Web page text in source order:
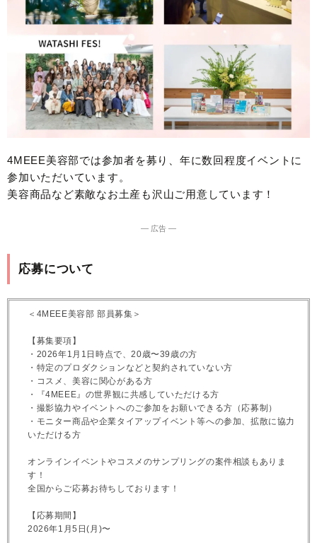
4MEEE美容部では参加者を募り、年に数回程度イベントに
参加いただいています。
美容商品など素敵なお土産も沢山ご用意しています！
― 広告 ―
応募について
＜4MEEE美容部 部員募集＞
【募集要項】
・2026年1月1日時点で、20歳〜39歳の方
・特定のプロダクションなどと契約されていない方
・コスメ、美容に関心がある方
・『4MEEE』の世界観に共感していただける方
・撮影協力やイベントへのご参加をお願いできる方（応募制）
・モニター商品や企業タイアップイベント等への参加、拡散に協力
いただける方
オンラインイベントやコスメのサンプリングの案件相談もありま
す！
全国からご応募お待ちしております！
【応募期間】
2026年1月5日(月)〜